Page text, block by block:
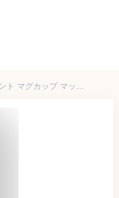
【新春クーポン発行中】 プレゼント 名入れ プレゼント マグカップ マット ステンレスマグ 記念品 保温 真空二重構造 キャンプ 名前入り 誕生日 還暦祝い 敬老の日 軽量 保冷 耐熱 結婚祝い アウトドア おしゃれ ギフト 父の日 母の日 まとめ買い オーダー TICO ティコ